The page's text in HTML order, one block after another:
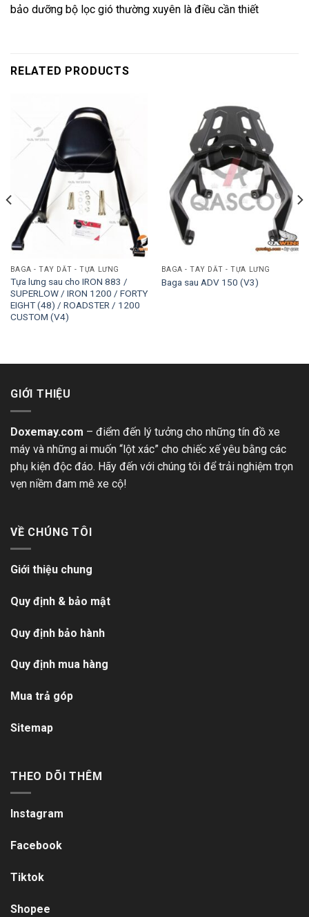
bảo dưỡng bộ lọc gió thường xuyên là điều cần thiết
RELATED PRODUCTS
BAGA - TAY DẮT - TỰA LƯNG
Tựa lưng sau cho IRON 883 /
SUPERLOW / IRON 1200 / FORTY
EIGHT (48) / ROADSTER / 1200
CUSTOM (V4)
BAGA - TAY DẮT - TỰA LƯNG
Baga sau ADV 150 (V3)
GIỚI THIỆU
Doxemay.com – điểm đến lý tưởng cho những tín đồ xe
máy và những ai muốn “lột xác” cho chiếc xế yêu bằng các
phụ kiện độc đáo. Hãy đến với chúng tôi để trải nghiệm trọn
vẹn niềm đam mê xe cộ!
VỀ CHÚNG TÔI
Giới thiệu chung
Quy định & bảo mật
Quy định bảo hành
Quy định mua hàng
Mua trả góp
Sitemap
THEO DÕI THÊM
Instagram
Facebook
Tiktok
Shopee